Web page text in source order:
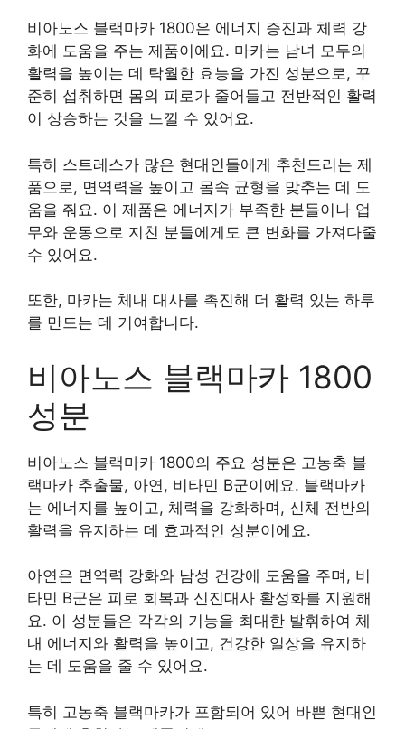
비아노스 블랙마카 1800은 에너지 증진과 체력 강
화에 도움을 주는 제품이에요. 마카는 남녀 모두의
활력을 높이는 데 탁월한 효능을 가진 성분으로, 꾸
준히 섭취하면 몸의 피로가 줄어들고 전반적인 활력
이 상승하는 것을 느낄 수 있어요.
특히 스트레스가 많은 현대인들에게 추천드리는 제
품으로, 면역력을 높이고 몸속 균형을 맞추는 데 도
움을 줘요. 이 제품은 에너지가 부족한 분들이나 업
무와 운동으로 지친 분들에게도 큰 변화를 가져다줄
수 있어요.
또한, 마카는 체내 대사를 촉진해 더 활력 있는 하루
를 만드는 데 기여합니다.
비아노스 블랙마카 1800
성분
비아노스 블랙마카 1800의 주요 성분은 고농축 블
랙마카 추출물, 아연, 비타민 B군이에요. 블랙마카
는 에너지를 높이고, 체력을 강화하며, 신체 전반의
활력을 유지하는 데 효과적인 성분이에요.
아연은 면역력 강화와 남성 건강에 도움을 주며, 비
타민 B군은 피로 회복과 신진대사 활성화를 지원해
요. 이 성분들은 각각의 기능을 최대한 발휘하여 체
내 에너지와 활력을 높이고, 건강한 일상을 유지하
는 데 도움을 줄 수 있어요.
특히 고농축 블랙마카가 포함되어 있어 바쁜 현대인